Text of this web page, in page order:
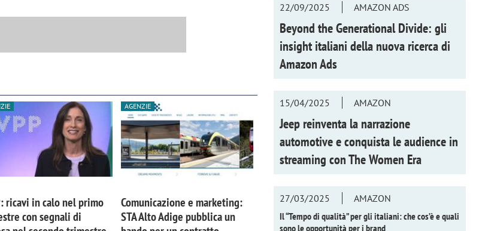
ricavi in calo nel primo
con segnali di
AGENZIE
Comunicazione e marketing:
STA Alto Adige pubblica un
22/09/2025 AMAZON ADS
Beyond the Generational Divide: gli
insight italiani della nuova ricerca di
Amazon Ads
15/04/2025 AMAZON
Jeep reinventa la narrazione
automotive e conquista le audience in
streaming conThe Women Era
27/03/2025
AMAZON
Il “Tempo di qualità” per gli italiani: che cos’è e quali
sono le opportunità per i brand